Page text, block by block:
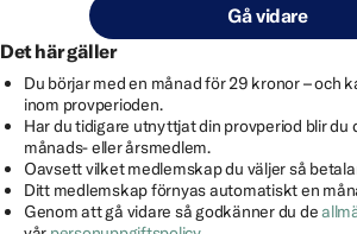
Gå vidare
Det här gäller
Du börjar med en månad för 29 kronor – och
inom provperioden.
Har du tidigare utnyttjat din provperiod blir du
månads- eller årsmedlem.
Oavsett vilket medlemskap du väljer så
Ditt medlemskap förnyas automatiskt en
Genom att gå vidare så godkänner du de